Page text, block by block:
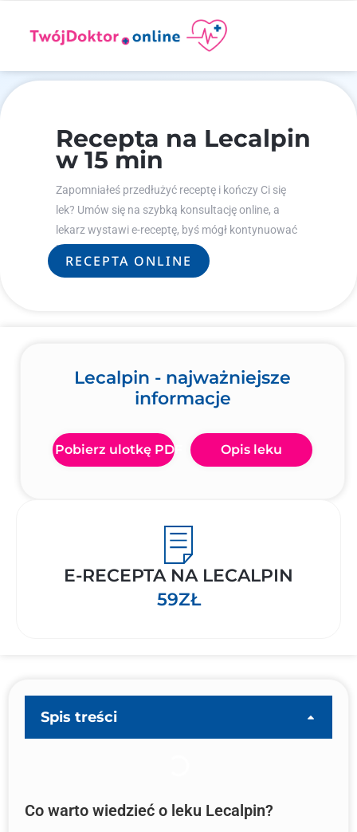
Recepta na Lecalpin
w 15 min
Zapomniałeś przedłużyć receptę i kończy Ci się
lek? Umów się na szybką konsultację online, a
lekarz wystawi e-receptę, byś mógł kontynuować
leczenie.
RECEPTA ONLINE
Lecalpin - najważniejsze
informacje
Pobierz ulotkę PDF Opis leku
E-RECEPTA NA LECALPIN
59ZŁ
Spis treści
Co warto wiedzieć o leku Lecalpin?